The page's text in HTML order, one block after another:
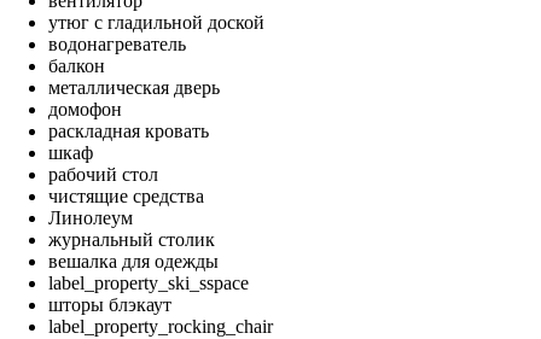
утюг с гладильной доской
водонагреватель
балкон
металлическая дверь
домофон
раскладная кровать
шкаф
рабочий стол
чистящие средства
Линолеум
журнальный столик
вешалка для одежды
label_property_ski_sspace
шторы блэкаут
label_property_rocking_chair